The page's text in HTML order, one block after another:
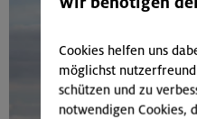
Cookies helfen uns
möglichst
schützen und zu
notwendigen Cookies,